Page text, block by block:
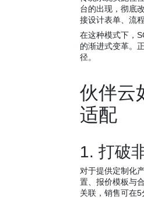
台的出现，彻底
接设计表单、流
在这种模式下，
的渐进式变革。
径。
伙伴云
适配
1. 打破
对于提供定制化
置、报价模板与
关联，销售可在5